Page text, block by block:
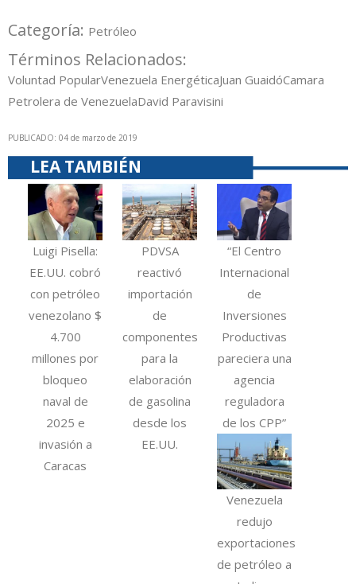
Categoría: Petróleo
Términos Relacionados:
Voluntad PopularVenezuela EnergéticaJuan GuaidóCamara
Petrolera de VenezuelaDavid Paravisini
PUBLICADO: 04 de marzo de 2019
LEA TAMBIÉN
Luigi Pisella:
EE.UU. cobró
con petróleo
venezolano $
4.700
millones por
bloqueo
naval de
2025 e
invasión a
Caracas
PDVSA
reactivó
importación
de
componentes
para la
elaboración
de gasolina
desde los
EE.UU.
“El Centro
Internacional
de
Inversiones
Productivas
pareciera una
agencia
reguladora
de los CPP”
Venezuela
redujo
exportaciones
de petróleo a